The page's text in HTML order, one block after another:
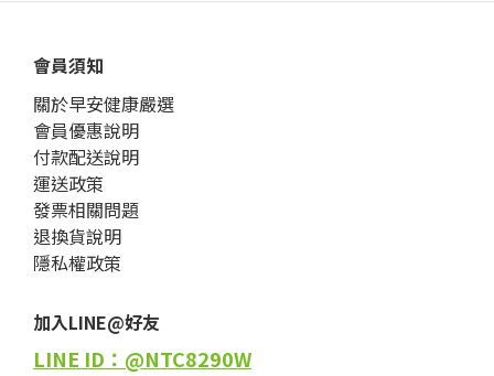
會員須知
關於早安健康嚴選
會員優惠說明
付款配送說明
運送政策
發票相關問題
退換貨說明
隱私權政策
加入LINE@好友
LINE ID：@NTC8290W